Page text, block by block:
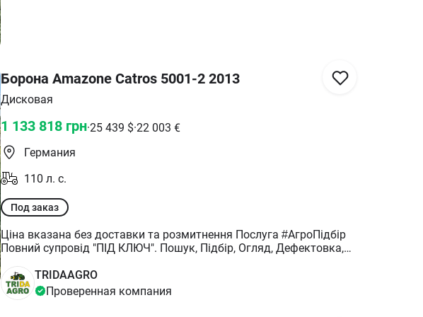
Борона Amazone Catros 5001-2 2013
Дисковая
1 133 818 грн·25 439 $·22 003 €
Германия
110 л. с.
Под заказ
Ціна вказана без доставки та розмитнення Послуга #АгроПідбір
Повний супровід "ПІД КЛЮЧ". Пошук, Підбір, Огляд, Дефектовка,
Розмитнення, Доставка у господарство, Пакет Документів. Економ
- 2300€, Стандарт - 3300€, VIP (+гарантія) - 7300€.
TRIDAAGRO
Проверенная компания